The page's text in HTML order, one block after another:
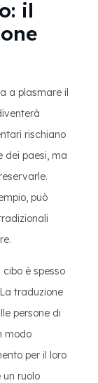
il
a plasmare il
rischiano
dei paesi, ma
può
è spesso
traduzione
persone di
modo
per il loro
ruolo